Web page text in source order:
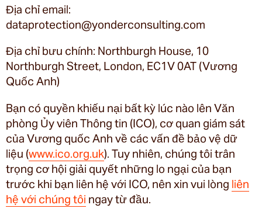
Địa chỉ email:
dataprotection@yonderconsulting.com
Địa chỉ bưu chính: Northburgh House, 10
Northburgh Street, London, EC1V 0AT (Vương
Quốc Anh)
Bạn có quyền khiếu nại bất kỳ lúc nào lên Văn
phòng Ủy viên Thông tin (ICO), cơ quan giám sát
của Vương quốc Anh về các vấn đề bảo vệ dữ
liệu (www.ico.org.uk). Tuy nhiên, chúng tôi trân
trọng cơ hội giải quyết những lo ngại của bạn
trước khi bạn liên hệ với ICO, nên xin vui lòng liên
hệ với chúng tôi ngay từ đầu.